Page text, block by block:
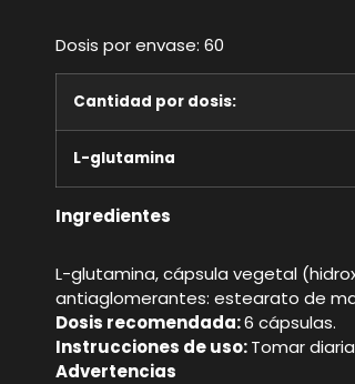
Dosis por envase: 60
Cantidad por dosis:
L-glutamina
Ingredientes
L-glutamina, cápsula vegetal
antiaglomerantes: estearato de
Dosis recomendada:6 cápsulas.
Instrucciones de uso:Tomar
Advertencias